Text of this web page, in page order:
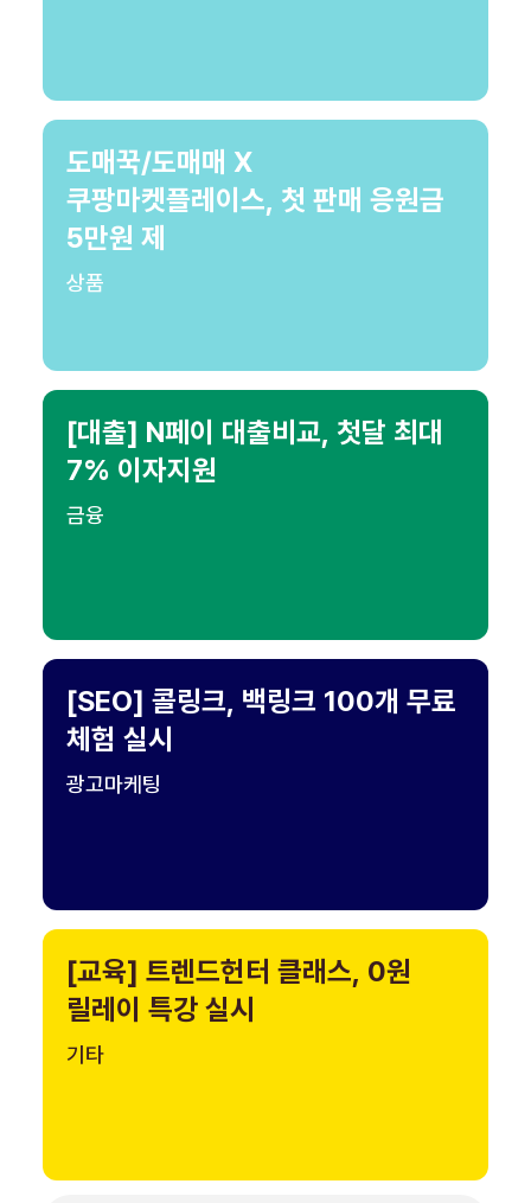
도매꾹/도매매 X
쿠팡마켓플레이스, 첫 판매 응원금
5만원 제
상품
[대출] N페이 대출비교, 첫달 최대
7% 이자지원
금융
[SEO] 콜링크, 백링크 100개 무료
체험 실시
광고마케팅
[교육] 트렌드헌터 클래스, 0원
릴레이 특강 실시
기타